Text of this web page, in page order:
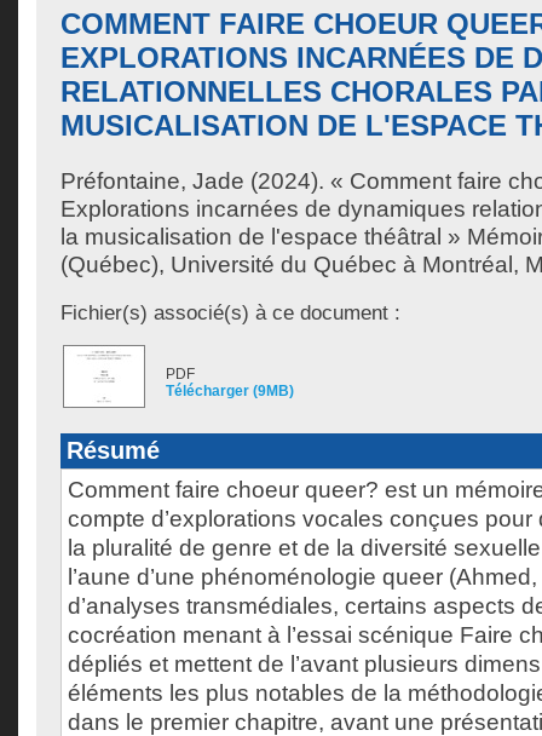
COMMENT FAIRE CHOEUR
EXPLORATIONS INCARNÉES DE
RELATIONNELLES CHORALES
MUSICALISATION DE L'ESPACE
Préfontaine, Jade (2024). « Comment faire
Explorations incarnées de dynamiques
la musicalisation de l'espace théâtral »
(Québec), Université du Québec à Montréal,
Fichier(s) associé(s) à ce document :
PDF
Télécharger (9MB)
Résumé
Comment faire choeur queer? est un
compte d’explorations vocales conçues
la pluralité de genre et de la diversité
l’aune d’une phénoménologie queer
d’analyses transmédiales, certains aspects
cocréation menant à l’essai scénique Faire
dépliés et mettent de l’avant plusieurs
éléments les plus notables de la
dans le premier chapitre, avant une